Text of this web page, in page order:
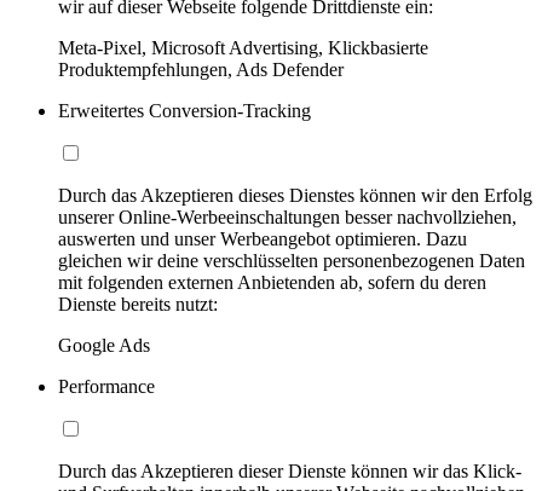
wir auf dieser Webseite folgende Drittdienste ein:
Meta-Pixel, Microsoft Advertising, Klickbasierte
Produktempfehlungen, Ads Defender
Erweitertes Conversion-Tracking
Durch das Akzeptieren dieses Dienstes können wir den Erfolg
unserer Online-Werbeeinschaltungen besser nachvollziehen,
auswerten und unser Werbeangebot optimieren. Dazu
gleichen wir deine verschlüsselten personenbezogenen Daten
mit folgenden externen Anbietenden ab, sofern du deren
Dienste bereits nutzt:
Google Ads
Performance
Durch das Akzeptieren dieser Dienste können wir das Klick-